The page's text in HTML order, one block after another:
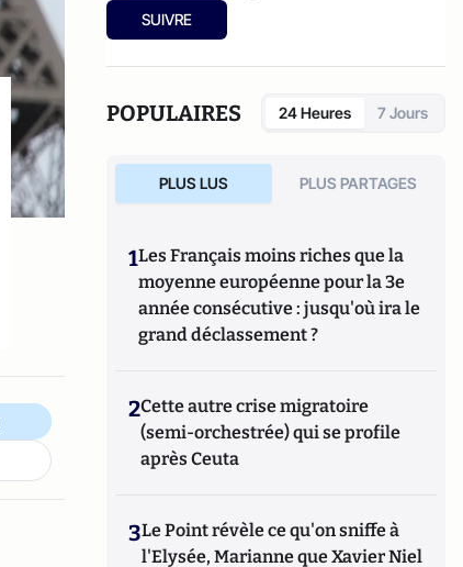
composé de 12 agences en Ile-de-France. Il
est également le fondateur de
SUIVRE
POPULAIRES 24 Heures 7 Jours
PLUS LUS PLUS PARTAGES
1Les Français moins riches que la
moyenne européenne pour la 3e
année consécutive : jusqu'où ira le
grand déclassement ?
2Cette autre crise migratoire
(semi-orchestrée) qui se profile
après Ceuta
3Le Point révèle ce qu'on sniffe à
l'Elysée, Marianne que Xavier Niel